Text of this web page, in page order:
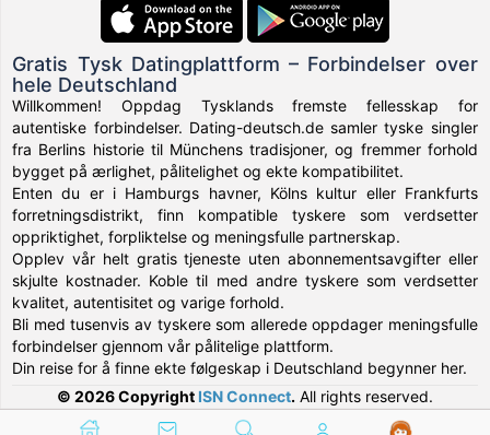
Gratis Tysk Datingplattform – Forbindelser over
hele Deutschland
Willkommen! Oppdag Tysklands fremste fellesskap for
autentiske forbindelser. Dating-deutsch.de samler tyske singler
fra Berlins historie til Münchens tradisjoner, og fremmer forhold
bygget på ærlighet, pålitelighet og ekte kompatibilitet.
Enten du er i Hamburgs havner, Kölns kultur eller Frankfurts
forretningsdistrikt, finn kompatible tyskere som verdsetter
oppriktighet, forpliktelse og meningsfulle partnerskap.
Opplev vår helt gratis tjeneste uten abonnementsavgifter eller
skjulte kostnader. Koble til med andre tyskere som verdsetter
kvalitet, autentisitet og varige forhold.
Bli med tusenvis av tyskere som allerede oppdager meningsfulle
forbindelser gjennom vår pålitelige plattform.
Din reise for å finne ekte følgeskap i Deutschland begynner her.
© 2026 Copyright ISN Connect. All rights reserved.